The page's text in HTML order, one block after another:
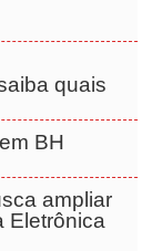
quais
BH
ampliar
Eletrônica